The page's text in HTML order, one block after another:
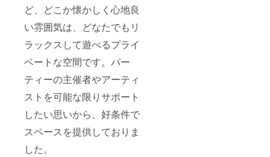
ど、どこか懐かしく心地良
い雰囲気は、どなたでもリ
ラックスして遊べるプライ
ベートな空間です。パー
ティーの主催者やアーティ
ストを可能な限りサポート
したい思いから、好条件で
スペースを提供しておりま
した。